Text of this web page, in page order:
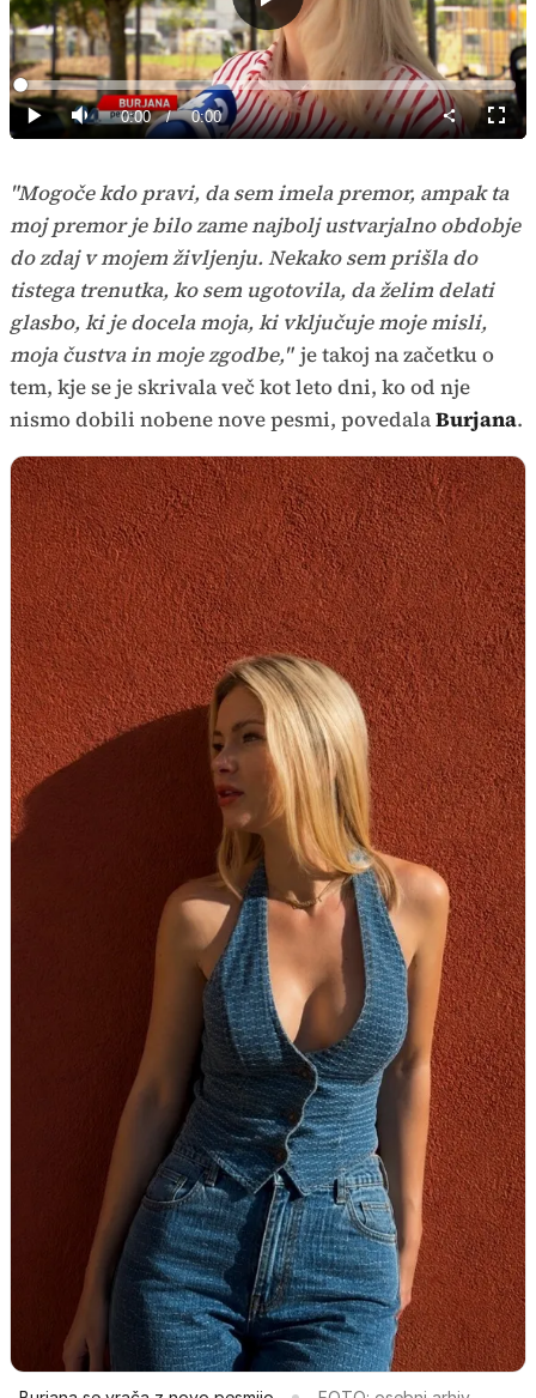
Predvajaj
Predvajaj
Tiho Current
0:00 / Duration
0:00
Loaded:
0%
način
"Mogoče kdo pravi, da sem imela premor, ampak ta
moj premor je bilo zame najbolj ustvarjalno obdobje
do zdaj v mojem življenju. Nekako sem prišla do
tistega trenutka, ko sem ugotovila, da želim delati
glasbo, ki je docela moja, ki vključuje moje misli,
moja čustva in moje zgodbe," je takoj na začetku o
tem, kje se je skrivala več kot leto dni, ko od nje
nismo dobili nobene nove pesmi, povedalaBurjana.